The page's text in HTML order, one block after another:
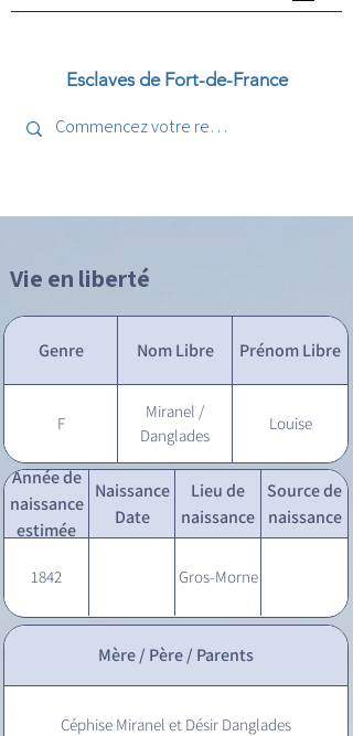
Esclaves de Fort-de-France
Vie en liberté
Genre Nom Libre Prénom Libre
F
Miranel /
Danglades
Louise
Année de
naissance
estimée
Naissance
Date
Lieu de
naissance
Source de
naissance
1842 Gros-Morne
Mère / Père / Parents
Céphise Miranel et Désir Danglades